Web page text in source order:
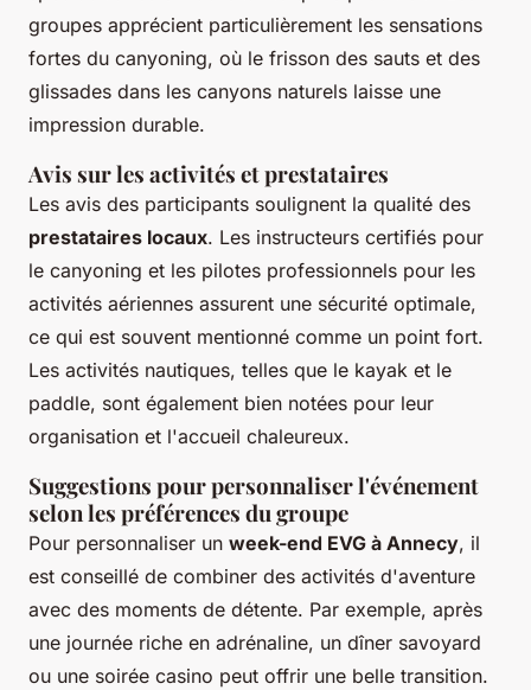
groupes apprécient particulièrement les sensations
fortes du canyoning, où le frisson des sauts et des
glissades dans les canyons naturels laisse une
impression durable.
Avis sur les activités et prestataires
Les avis des participants soulignent la qualité des
prestataires locaux. Les instructeurs certifiés pour
le canyoning et les pilotes professionnels pour les
activités aériennes assurent une sécurité optimale,
ce qui est souvent mentionné comme un point fort.
Les activités nautiques, telles que le kayak et le
paddle, sont également bien notées pour leur
organisation et l'accueil chaleureux.
Suggestions pour personnaliser l'événement
selon les préférences du groupe
Pour personnaliser un week-end EVG à Annecy, il
est conseillé de combiner des activités d'aventure
avec des moments de détente. Par exemple, après
une journée riche en adrénaline, un dîner savoyard
ou une soirée casino peut offrir une belle transition.